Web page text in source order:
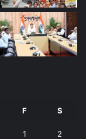
F S
1 2